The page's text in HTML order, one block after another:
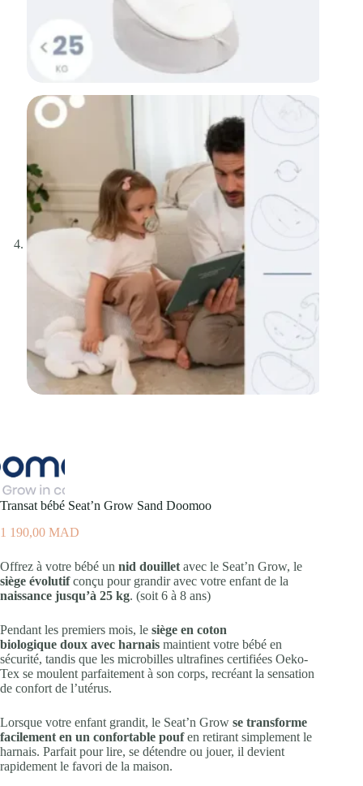
Transat bébé Seat’n Grow Sand Doomoo
1 190,00 MAD
Offrez à votre bébé un nid douillet avec le Seat’n Grow, le
siège évolutifconçu pour grandir avec votre enfant de la
naissance jusqu’à 25 kg. (soit 6 à 8 ans)
Pendant les premiers mois, le siège en coton
biologique doux avec harnais maintient votre bébé en
sécurité, tandis que les microbilles ultrafines certifiées Oeko-
Tex se moulent parfaitement à son corps, recréant la sensation
de confort de l’utérus.
Lorsque votre enfant grandit, le Seat’n Grow se transforme
facilement en un confortable poufen retirant simplement le
harnais. Parfait pour lire, se détendre ou jouer, il devient
rapidement le favori de la maison.